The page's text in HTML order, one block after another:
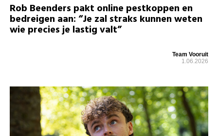
Rob Beenders pakt online pestkoppen en
bedreigen aan: “Je zal straks kunnen weten
wie precies je lastig valt”
Team Vooruit
1.06.2026